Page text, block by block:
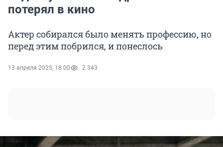
потерял в кино
Актер собирался было менять профессию, но
перед этим побрился, и понеслось
13 апреля 2025, 18:00 2 343